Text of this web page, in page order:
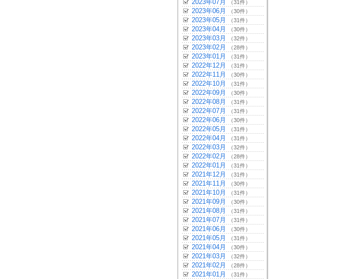
2023年07月 （31件）
2023年06月 （30件）
2023年05月 （31件）
2023年04月 （30件）
2023年03月 （32件）
2023年02月 （28件）
2023年01月 （31件）
2022年12月 （31件）
2022年11月 （30件）
2022年10月 （31件）
2022年09月 （30件）
2022年08月 （31件）
2022年07月 （31件）
2022年06月 （30件）
2022年05月 （31件）
2022年04月 （31件）
2022年03月 （32件）
2022年02月 （28件）
2022年01月 （31件）
2021年12月 （31件）
2021年11月 （30件）
2021年10月 （31件）
2021年09月 （30件）
2021年08月 （31件）
2021年07月 （31件）
2021年06月 （30件）
2021年05月 （31件）
2021年04月 （30件）
2021年03月 （32件）
2021年02月 （28件）
2021年01月 （31件）